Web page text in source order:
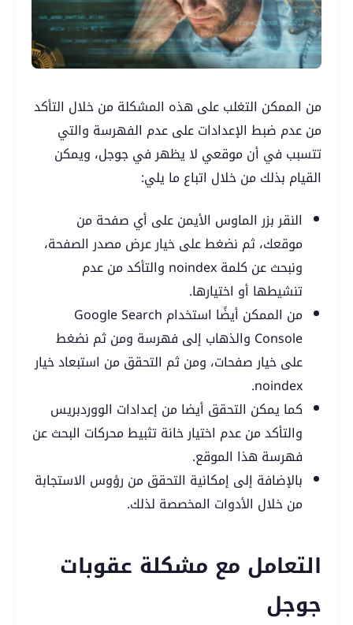
من الممكن التغلب على هذه المشكلة من خلال التأكد
من عدم ضبط الإعدادات على عدم الفهرسة والتي
تتسبب في أن موقعي لا يظهر في جوجل، ويمكن
القيام بذلك من خلال اتباع ما يلي:
النقر بزر الماوس الأيمن على أي صفحة من
موقعك، ثم نضغط على خيار عرض مصدر الصفحة،
ونبحث عن كلمة noindex والتأكد من عدم
تنشيطها أو اختيارها.
من الممكن أيضًا استخدام Google Search
Console والذهاب إلى فهرسة ومن ثم نضغط
على خيار صفحات، ومن ثم التحقق من استبعاد خيار
noindex.
كما يمكن التحقق أيضا من إعدادات الووردبريس
والتأكد من عدم اختيار خانة تثبيط محركات البحث عن
فهرسة هذا الموقع.
بالإضافة إلى إمكانية التحقق من رؤوس الاستجابة
من خلال الأدوات المخصصة لذلك.
التعامل مع مشكلة عقوبات
جوجل